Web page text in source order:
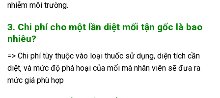
nhiễm môi trường.
3. Chi phí cho một lần diệt mối tận gốc là bao
nhiêu?
=> Chi phí tùy thuộc vào loại thuốc sử dụng, diện tích cần
diệt, và mức độ phá hoại của mối mà nhân viên sẽ đưa ra
mức giá phù hợp